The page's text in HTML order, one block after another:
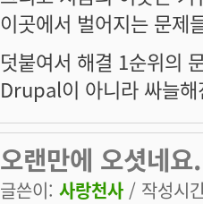
이곳에서 벌어지는 문제
덧붙여서 해결 1순위의
Drupal이 아니라 싸늘
오랜만에 오셧네
글쓴이: 사랑천사 / 작성시